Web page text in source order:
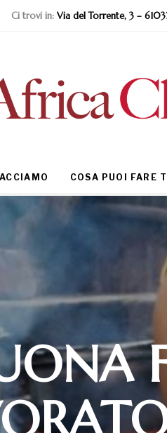
Ci trovi in: Via del Torrente, 3 –
COSA PUOI FARE